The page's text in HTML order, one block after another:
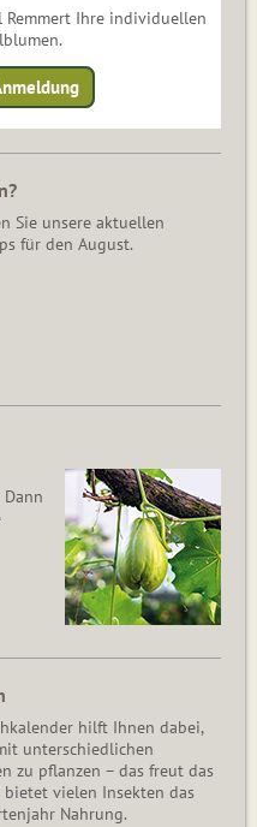
Remmert Ihre individuellen
Sie unsere aktuellen
für den August.
hilft Ihnen dabei,
unterschiedlichen
zu pflanzen – das freut das
bietet vielen Insekten das
Nahrung.